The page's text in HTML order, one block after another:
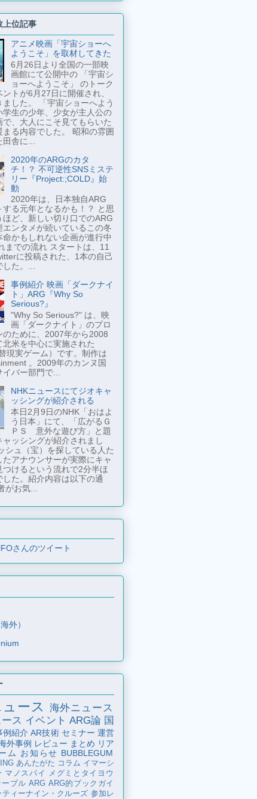
上位記事
アニメ映画「宇宙ショーへ
ようこそ」を取材してきた
6月26日より全国の一部映
画館にて公開中の 「宇宙シ
ョーへようこそ」 のトーク
トが6月27日に開催され、
ました。 「宇宙ショーへよう
学生の少年、少女が主人公の
で、大人にこそ見てもらいた
まる内容でした。 昭和の雰囲
舎に...
2020年のARGのカタ
チ！？ 不可逆性SNSミステ
リー『Project:;COLD』始
動
2020年は、日本独自ARG
する元年となるかも！？ と思
ほど、新しい切り口でのARG
エンタメが続いているこの冬
命かもしれない企画が進行中
までの流れ スタートは、11
に投稿された、1本の自己
した。...
事例紹介 映画「ダークナイ
ト」ARG『Why So
Serious?』
"Why So Serious?" は、映
画「ダークナイト」のプロ
のために、2007年から2008
北米を中心に実施された
現実ゲーム）です。制作は
。2009年のカンヌ国
バー部門で...
NHKニュースにてジオキャ
ッシングが紹介される
本日2月9日のNHK「おはよ
う日本」にて、「広がるＧ
ＰＳ 意外な遊び方」と題
ャッシングが紹介されまし
シュ（宝）を探している人た
たアナウンサーが実際にキャ
つけるという流れで2分半ほ
した。紹介内容は以下の通
がお気...
さんのツイート
外）
ース
海外ニュース
ス イベント ARG論 国
例紹介 AR技術 セミナー 運営
外事例 レビュー まとめ リア
ム
お知らせ BUBBLEGUM
あんたがた コラム イマーシ
マノスパイ
メグミとタイヨウ
ーブル ARG ARG的ブックガイ
ティーナイン・クルーズ 参加レ